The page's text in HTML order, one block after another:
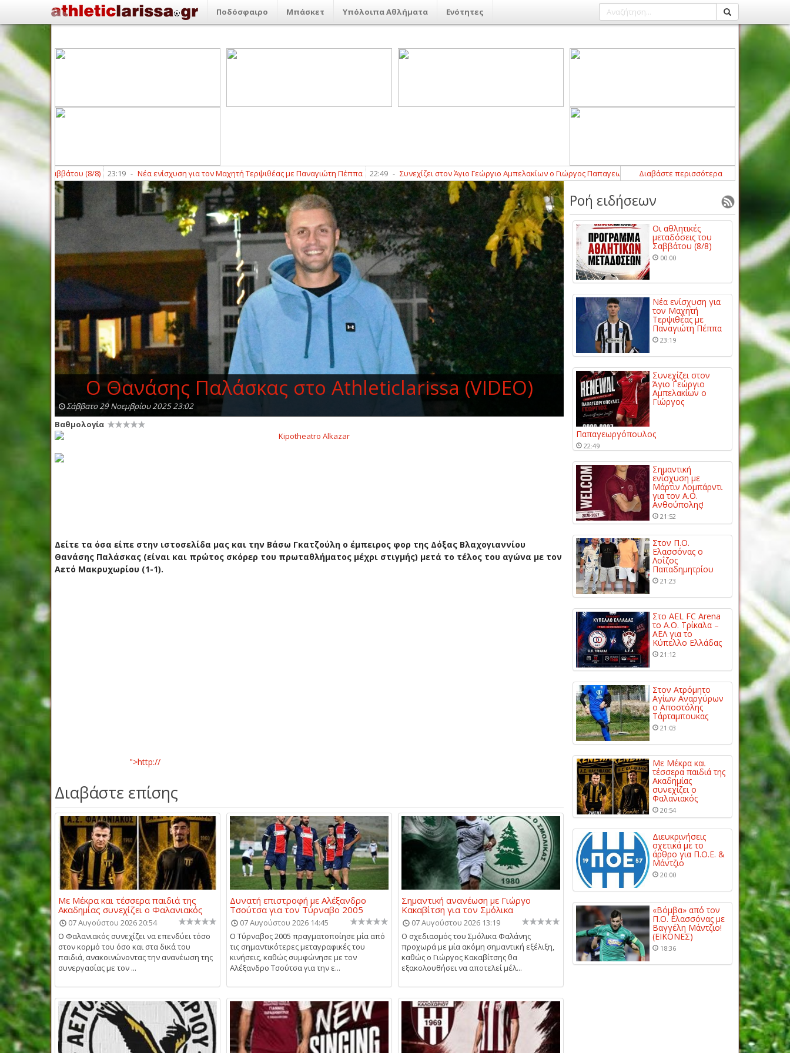
Ποδόσφαιρο Μπάσκετ Υπόλοιπα Αθλήματα Ενότητες
του Σαββάτου (8/8) 23:19 - Νέα ενίσχυση για τον Μαχητή Τερψιθέας με Παναγιώτη Πέππα 22:49 - Συνεχίζει στον Άγιο Γεώργιο Αμπελακίων ο Γιώργος Παπαγεωργόπουλος 21:52 - Σημαντική ενίσχυση με Μάρτιν
Διαβάστε περισσότερα
Ο Θανάσης Παλάσκας στο Athleticlarissa (VIDEO)
Σάββατο 29 Νοεμβρίου 2025 23:02
Βαθμολογία
Δείτε τα όσα είπε στην ιστοσελίδα μας και την Βάσω Γκατζούλη ο έμπειρος φορ της Δόξας Βλαχογιαννίου
Θανάσης Παλάσκας (είναι και πρώτος σκόρερ του πρωταθλήματος μέχρι στιγμής) μετά το τέλος του αγώνα με τον
Αετό Μακρυχωρίου (1-1).
">http://
Διαβάστε επίσης
Με Μέκρα και τέσσερα παιδιά της
Ακαδημίας συνεχίζει ο Φαλανιακός
07 Αυγούστου 2026 20:54
Ο Φαλανιακός συνεχίζει να επενδύει τόσο
στον κορμό του όσο και στα δικά του
παιδιά, ανακοινώνοντας την ανανέωση της
συνεργασίας με τον ...
Δυνατή επιστροφή με Αλέξανδρο
Τσούτσα για τον Τύρναβο 2005
07 Αυγούστου 2026 14:45
Ο Τύρναβος 2005 πραγματοποίησε μία από
τις σημαντικότερες μεταγραφικές του
κινήσεις, καθώς συμφώνησε με τον
Αλέξανδρο Τσούτσα για την ε...
Σημαντική ανανέωση με Γιώργο
Κακαβίτση για τον Σμόλικα
07 Αυγούστου 2026 13:19
Ο σχεδιασμός του Σμόλικα Φαλάνης
προχωρά με μία ακόμη σημαντική εξέλιξη,
καθώς ο Γιώργος Κακαβίτσης θα
εξακολουθήσει να αποτελεί μέλ...
Ροή ειδήσεων
Οι αθλητικές
μεταδόσεις του
Σαββάτου (8/8)
00:00
Νέα ενίσχυση για
τον Μαχητή
Τερψιθέας με
Παναγιώτη Πέππα
23:19
Συνεχίζει στον
Άγιο Γεώργιο
Αμπελακίων ο
Γιώργος
Παπαγεωργόπουλος
22:49
Σημαντική
ενίσχυση με
Μάρτιν Λομπάρντι
για τον Α.Ο.
Ανθούπολης!
21:52
Στον Π.Ο.
Ελασσόνας ο
Λοΐζος
Παπαδημητρίου
21:23
Στο AEL FC Arena
το Α.Ο. Τρίκαλα –
ΑΕΛ για το
Κύπελλο Ελλάδας
21:12
Στον Ατρόμητο
Αγίων Αναργύρων
ο Αποστόλης
Τάρταμπουκας
21:03
Με Μέκρα και
τέσσερα παιδιά της
Ακαδημίας
συνεχίζει ο
Φαλανιακός
20:54
Διευκρινήσεις
σχετικά με το
άρθρο για Π.Ο.Ε. &
Μάντζιο
20:00
«Βόμβα» από τον
Π.Ο. Ελασσόνας με
Βαγγέλη Μάντζιο!
(ΕΙΚΟΝΕΣ)
18:36